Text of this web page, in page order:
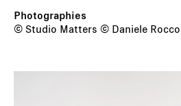
© Studio Matters © Daniele Rocco